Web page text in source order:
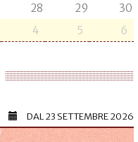
28 29
30
4 5 6
DAL23 SETTEMBRE 2026